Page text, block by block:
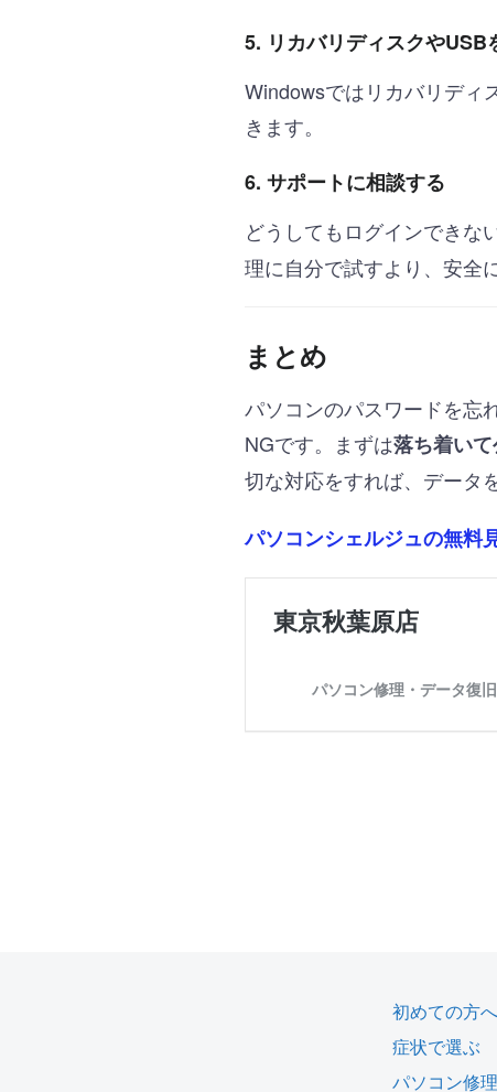
5. リカバリディスクやUSB
Windowsではリカバリディ
きます。
6. サポートに相談する
どうしてもログインできな
理に自分で試すより、安全
まとめ
パソコンのパスワードを忘
NGです。まずは落ち着い
切な対応をすれば、データ
パソコンシェルジュの無料
初めての方へ
症状で選ぶ
パソコン修理